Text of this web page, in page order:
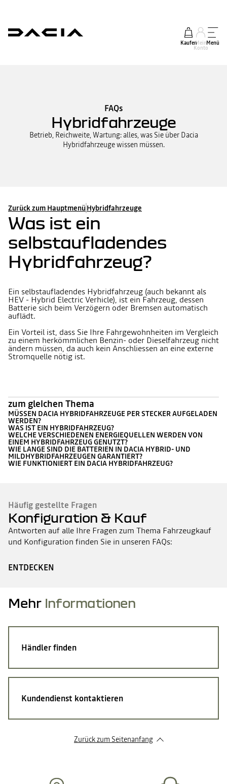
KaufenMein
Konto
Menü
FAQs
Hybridfahrzeuge
Betrieb, Reichweite, Wartung: alles, was Sie über Dacia
Hybridfahrzeuge wissen müssen.
Zurück zum Hauptmenü Hybridfahrzeuge
Was ist ein
selbstaufladendes
Hybridfahrzeug?
Ein selbstaufladendes Hybridfahrzeug (auch bekannt als
HEV - Hybrid Electric Verhicle), ist ein Fahrzeug, dessen
Batterie sich beim Verzögern oder Bremsen automatisch
auflädt.
Ein Vorteil ist, dass Sie Ihre Fahrgewohnheiten im Vergleich
zu einem herkömmlichen Benzin- oder Dieselfahrzeug nicht
ändern müssen, da auch kein Anschliessen an eine externe
Stromquelle nötig ist.
zum gleichen Thema
MÜSSEN DACIA HYBRIDFAHRZEUGE PER STECKER AUFGELADEN
WERDEN?
WAS IST EIN HYBRIDFAHRZEUG?
WELCHE VERSCHIEDENEN ENERGIEQUELLEN WERDEN VON
EINEM HYBRIDFAHRZEUG GENUTZT?
WIE LANGE SIND DIE BATTERIEN IN DACIA HYBRID- UND
MILDHYBRIDFAHRZEUGEN GARANTIERT?
WIE FUNKTIONIERT EIN DACIA HYBRIDFAHRZEUG?
Häufig gestellte Fragen
Konfiguration & Kauf
Antworten auf alle Ihre Fragen zum Thema Fahrzeugkauf
und Konfiguration finden Sie in unseren FAQs:
ENTDECKEN
Mehr Informationen
Händler finden
Kundendienst kontaktieren
Zurück zum Seitenanfang